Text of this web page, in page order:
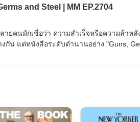
and Steel | MM EP.2704
ยคนมักเชื่อว่า ความสำเร็จหรือความล้าหลั
น แต่หนังสือระดับตำนานอย่าง "Guns,
ภูมิศาสตร์" ต่างหาก ที่แจกไพ่เริ่มต้นให้มนุษ
ความเหลื่อมล้ำบนโลกใบนี้ไม่เหมือนเดิมอี
วัติศาสตร์